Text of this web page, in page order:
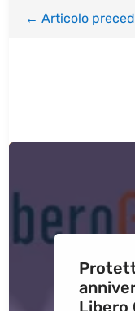
←Articolo
Libero